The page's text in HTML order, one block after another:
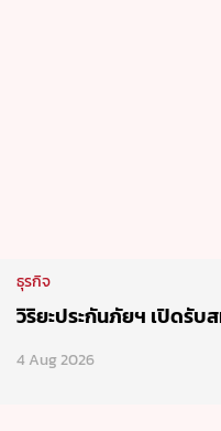
ธุรกิจ
วิริยะประกันภัยฯ เปิดรับ
4 Aug 2026